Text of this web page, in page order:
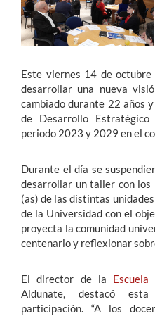
English
Este viernes 14 de
desarrollar una nueva
cambiado durante 22 años
de Desarrollo
periodo 2023 y 2029 en el
Durante el día se
desarrollar un taller con los
(as) de las distintas
de la Universidad con el
proyecta la comunidad
centenario y reflexionar
El director de la
Aldunate, destacó
participación. “A los